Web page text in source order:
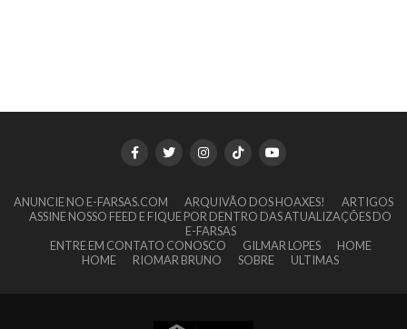
ANUNCIE NO E-FARSAS.COM ARQUIVÃO DOS HOAXES!
ARTIGOS
ASSINE NOSSO FEED E FIQUE POR DENTRO DAS ATUALIZAÇÕES DO
E-FARSAS
ENTRE EM CONTATO CONOSCO
GILMAR LOPES
HOME
HOME
RIOMAR BRUNO SOBRE ULTIMAS